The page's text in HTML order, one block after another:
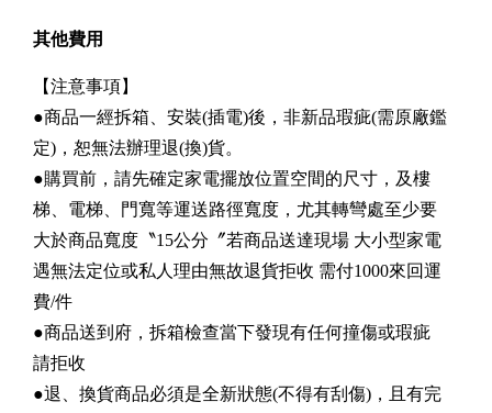
其他費用
【注意事項】
●商品一經拆箱、安裝(插電)後，非新品瑕疵(需原廠鑑
定)，恕無法辦理退(換)貨。
●購買前，請先確定家電擺放位置空間的尺寸，及樓
梯、電梯、門寬等運送路徑寬度，尤其轉彎處至少要
大於商品寬度〝15公分〞若商品送達現場 大小型家電
遇無法定位或私人理由無故退貨拒收 需付1000來回運
費/件
●商品送到府，拆箱檢查當下發現有任何撞傷或瑕疵
請拒收
●退、換貨商品必須是全新狀態(不得有刮傷)，且有完